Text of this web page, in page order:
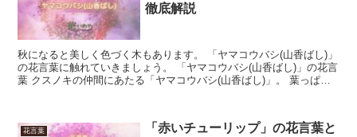
徹底解説
秋になると美しく色づく木もあります。 「ヤマコウバシ(山香ばし)」
の花言葉に触れていきましょう。 「ヤマコウバシ(山香ばし)」の花言
葉 クスノキの仲間にあたる「ヤマコウバシ(山香ばし)」。 葉っぱの
花言葉
「赤いチューリップ」の花言葉と